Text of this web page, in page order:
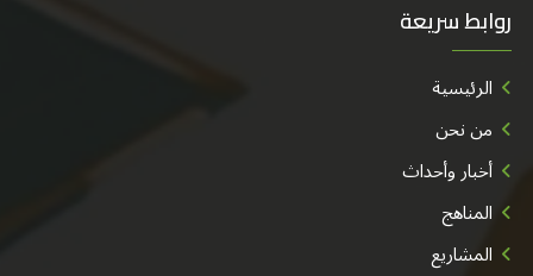
روابط سريعة
الرئيسية
من نحن
أخبار وأحداث
المناهج
المشاريع